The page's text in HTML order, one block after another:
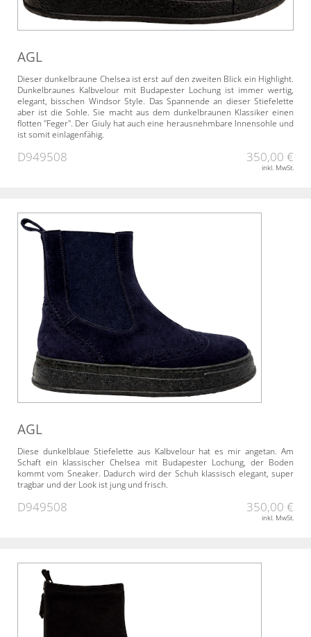
AGL
Dieser dunkelbraune Chelsea ist erst auf den zweiten Blick ein Highlight.
Dunkelbraunes Kalbvelour mit Budapester Lochung ist immer wertig,
elegant, bisschen Windsor Style. Das Spannende an dieser Stiefelette
aber ist die Sohle. Sie macht aus dem dunkelbraunen Klassiker einen
flotten "Feger". Der Giuly hat auch eine herausnehmbare Innensohle und
ist somit einlagenfähig.
D949508 350,00 €
inkl. MwSt.
AGL
Diese dunkelblaue Stiefelette aus Kalbvelour hat es mir angetan. Am
Schaft ein klassischer Chelsea mit Budapester Lochung, der Boden
kommt vom Sneaker. Dadurch wird der Schuh klassisch elegant, super
tragbar und der Look ist jung und frisch.
D949508 350,00 €
inkl. MwSt.